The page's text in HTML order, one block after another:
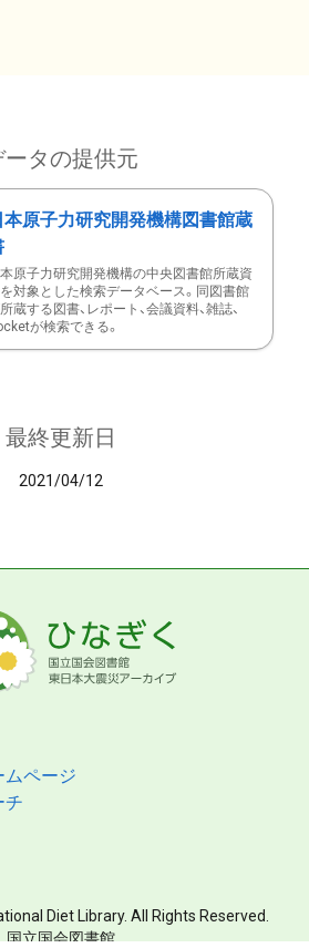
ータの提供元
本原子力研究開発機構図書館蔵
原子力研究開発機構の中央図書館所蔵資
対象とした検索データベース。同図書館
蔵する図書、レポート、会議資料、雑誌、
が検索できる。
最終更新日
2021/04/12
ムページ
チ
Diet Library. All Rights Reserved.